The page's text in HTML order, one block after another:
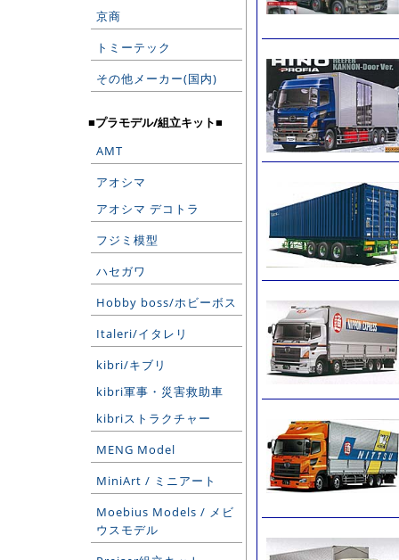
京商
トミーテック
その他メーカー(国内)
■プラモデル/組立キット■
AMT
アオシマ
アオシマ デコトラ
フジミ模型
ハセガワ
Hobby boss/ホビーボス
Italeri/イタレリ
kibri/キブリ
kibri軍事・災害救助車
kibriストラクチャー
MENG Model
MiniArt / ミニアート
Moebius Models / メビ
ウスモデル